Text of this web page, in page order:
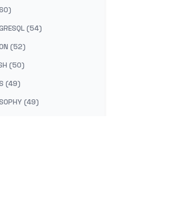
(54)
(52)
(50)
(49)
(49)